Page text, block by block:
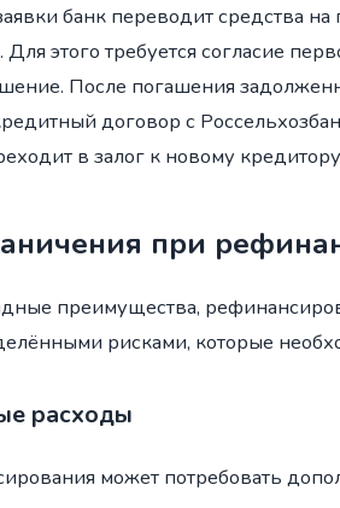
банк переводит средства
этого требуется согласие
После погашения
договор с
в залог к новому
при
преимущества,
рисками, которые
расходы
может потребовать